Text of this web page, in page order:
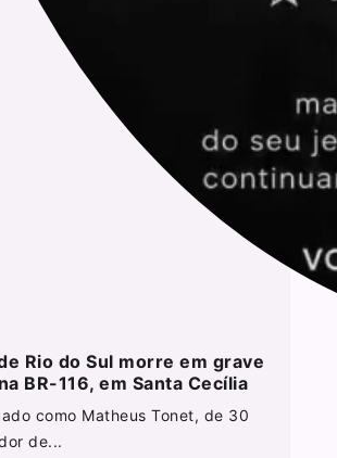
Rio do Sul morre em grave
BR-116, em Santa Cecília
como Matheus Tonet, de 30
de...